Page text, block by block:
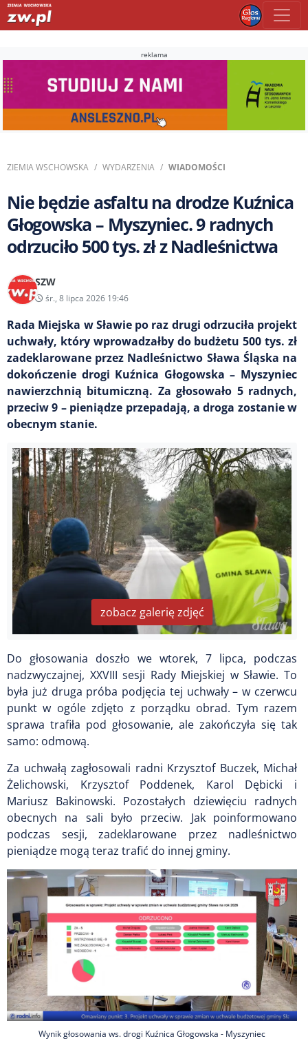
reklama
ZIEMIA WSCHOWSKA WYDARZENIA WIADOMOŚCI
Nie będzie asfaltu na drodze Kuźnica
Głogowska – Myszyniec. 9 radnych
odrzuciło 500 tys. zł z Nadleśnictwa
SZW
śr., 8 lipca 2026 19:46
Rada Miejska w Sławie po raz drugi odrzuciła projekt
uchwały, który wprowadzałby do budżetu 500 tys. zł
zadeklarowane przez Nadleśnictwo Sława Śląska na
dokończenie drogi Kuźnica Głogowska – Myszyniec
nawierzchnią bitumiczną. Za głosowało 5 radnych,
przeciw 9 – pieniądze przepadają, a droga zostanie w
obecnym stanie.
zobacz galerię zdjęć
Do głosowania doszło we wtorek, 7 lipca, podczas
nadzwyczajnej, XXVIII sesji Rady Miejskiej w Sławie. To
była już druga próba podjęcia tej uchwały – w czerwcu
punkt w ogóle zdjęto z porządku obrad. Tym razem
sprawa trafiła pod głosowanie, ale zakończyła się tak
samo: odmową.
Za uchwałą zagłosowali radni Krzysztof Buczek, Michał
Żelichowski, Krzysztof Poddenek, Karol Dębicki i
Mariusz Bakinowski. Pozostałych dziewięciu radnych
obecnych na sali było przeciw. Jak poinformowano
podczas sesji, zadeklarowane przez nadleśnictwo
pieniądze mogą teraz trafić do innej gminy.
Wynik głosowania ws. drogi Kuźnica Głogowska - Myszyniec